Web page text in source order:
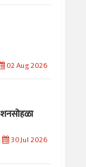
02 Aug 2026
30 Jul 2026